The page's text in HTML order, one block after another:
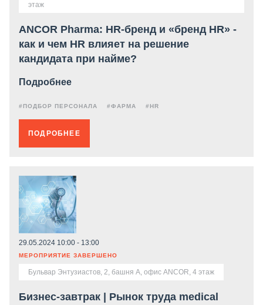
этаж
ANCOR Pharma: HR-бренд и «бренд HR» -
как и чем HR влияет на решение
кандидата при найме?
Подробнее
#ПОДБОР ПЕРСОНАЛА #ФАРМА #HR
ПОДРОБНЕЕ
29.05.2024 10:00 - 13:00
МЕРОПРИЯТИЕ ЗАВЕРШЕНО
Бульвар Энтузиастов, 2, башня А, офис ANCOR, 4 этаж
Бизнес-завтрак | Рынок труда medical